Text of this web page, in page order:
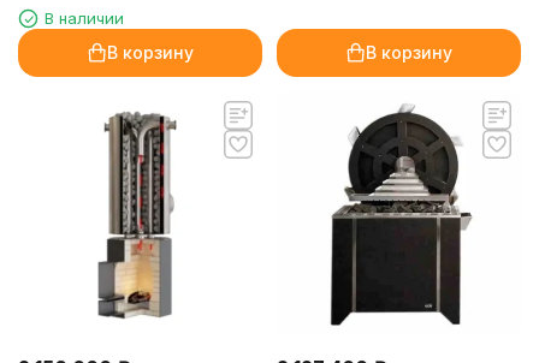
В наличии
В корзину В корзину